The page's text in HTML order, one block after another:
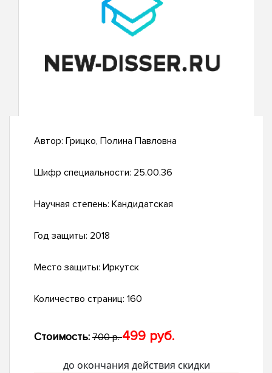
Автор: Грицко, Полина Павловна
Шифр специальности: 25.00.36
Научная степень: Кандидатская
Год защиты: 2018
Место защиты: Иркутск
Количество страниц: 160
Стоимость: 700 р.499 руб.
до окончания действия скидки